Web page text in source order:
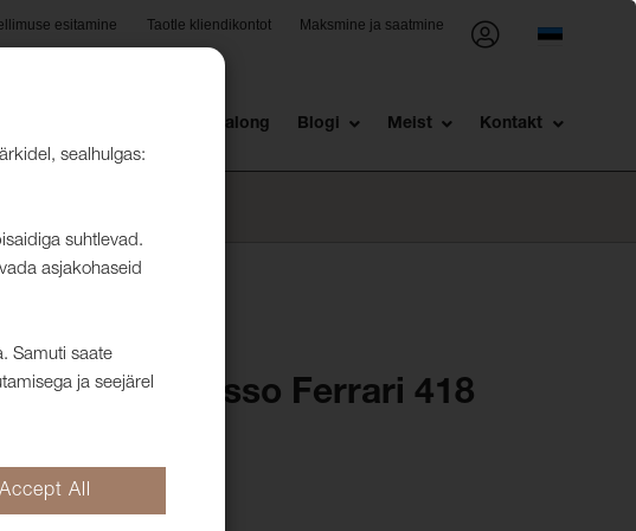
esitamine Taotle kliendikontot Maksmine ja saatmine
Müügisalong Blogi Meist Kontakt
Ocean Rosso Ferrari 418
umbes 2-3 nädalat.
sealhulgas:
suhtlevad.
asjakohaseid
Samuti saate
ja seejärel
Accept All